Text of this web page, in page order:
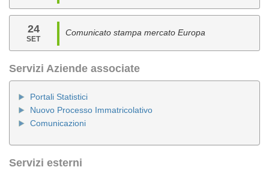
24
SET
Comunicato stampa mercato Europa
Servizi Aziende associate
Portali Statistici
Nuovo Processo Immatricolativo
Comunicazioni
Servizi esterni